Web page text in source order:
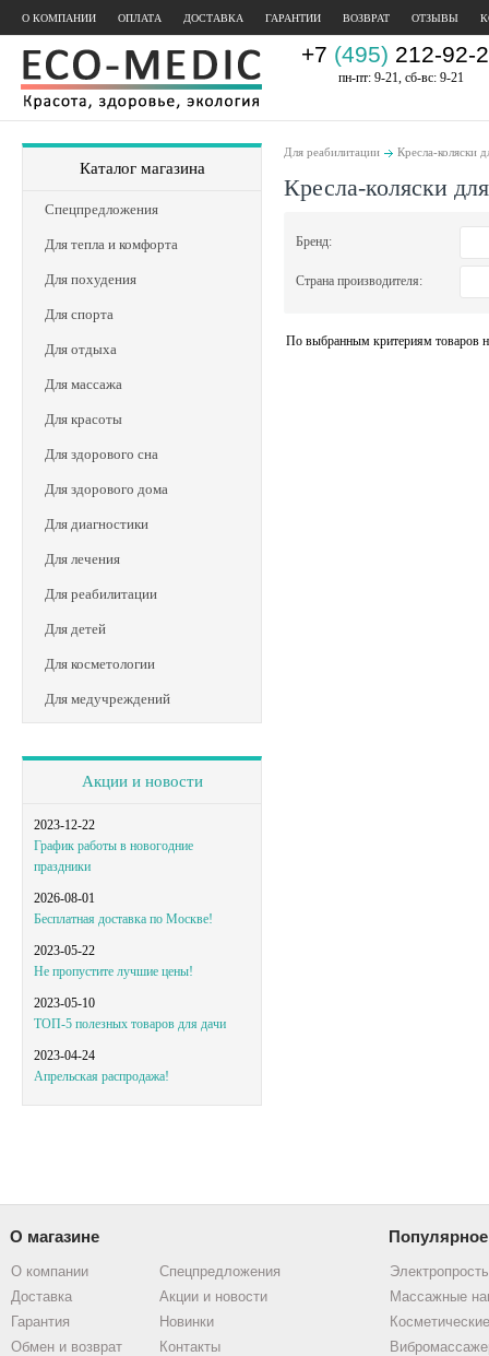
О КОМПАНИИ ОПЛАТА ДОСТАВКА ГАРАНТИИ ВОЗВРАТ ОТЗЫВЫ
+7 (495) 212-92-
пн-пт: 9-21, сб-вс: 9-21
Каталог магазина
Спецпредложения
Для тепла и комфорта
Для похудения
Для спорта
Для отдыха
Для массажа
Для красоты
Для здорового сна
Для здорового дома
Для диагностики
Для лечения
Для реабилитации
Для детей
Для косметологии
Для медучреждений
Акции и новости
2023-12-22
График работы в новогодние
праздники
2026-08-01
Бесплатная доставка по Москве!
2023-05-22
Не пропустите лучшие цены!
2023-05-10
ТОП-5 полезных товаров для дачи
2023-04-24
Апрельская распродажа!
Для реабилитации Кресла-коляски
Кресла-коляски
Бренд:
Страна производителя:
По выбранным критериям товаров
О магазине Популярное
О компании
Доставка
Гарантия
Обмен и возврат
Спецпредложения
Акции и новости
Новинки
Контакты
Массажные